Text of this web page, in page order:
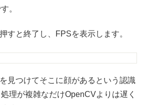
。
すと終了し、FPSを表示します。
見つけてそこに顔があるという認識
理が複雑なだけOpenCVよりは遅く